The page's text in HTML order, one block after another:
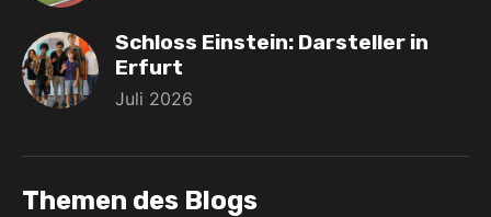
Schloss Einstein: Darsteller in
Erfurt
Juli 2026
Themen des Blogs